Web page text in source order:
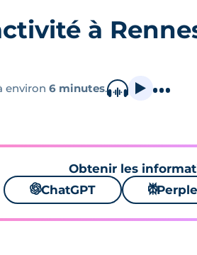
à
environ 6 minutes.
Obtenir les
🌌ChatGPT ⚙